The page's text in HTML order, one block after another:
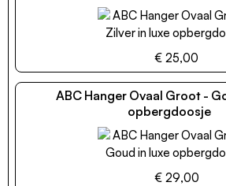
€ 25,00
ABC Hanger Ovaal Groot -
opbergdoosje
€ 29,00